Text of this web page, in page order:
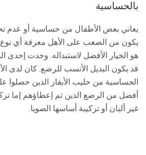
بالحساسية
يعاني بعض الأطفال من حساسية أو عدم
يكون من الصعب على الأهل معرفة أي نوع
هو الخيار الأفضل لاستبداله. وجدت إحدى
قد يكون البديل الأنسب للرضع. كان لدى
الحساسية من حليب الأبقار الذين حصلوا
أفضل من الرضع الذين تم إعطاؤهم إما
غير ألبان أو تركيبة أساسها الصويا.